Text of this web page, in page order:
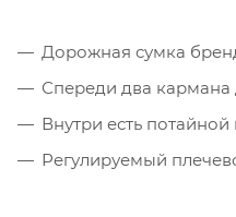
Дорожная сумка
Спереди два кармана
Внутри есть
Регулируемый